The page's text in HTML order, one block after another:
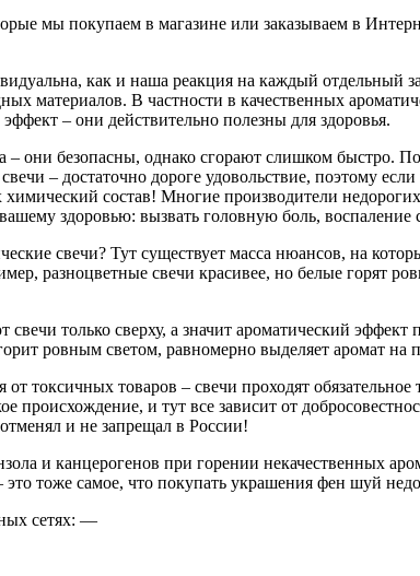
мы покупаем в магазине или заказываем в
как и наша реакция на каждый отдельный
материалов. В частности в качественных
– они действительно полезны для здоровья.
они безопасны, однако сгорают слишком быстро.
– достаточно дороге удовольствие, поэтому
химический состав! Многие производители
здоровью: вызвать головную боль, воспаление
свечи? Тут существует масса нюансов, на
разноцветные свечи красивее, но белые горят
свечи только сверху, а значит ароматический
ровным светом, равномерно выделяет аромат на
токсичных товаров – свечи проходят
происхождение, и тут все зависит от
и не запрещал в России!
и канцерогенов при горении некачественных
тоже самое, что покупать украшения фен шуй
сетях: —